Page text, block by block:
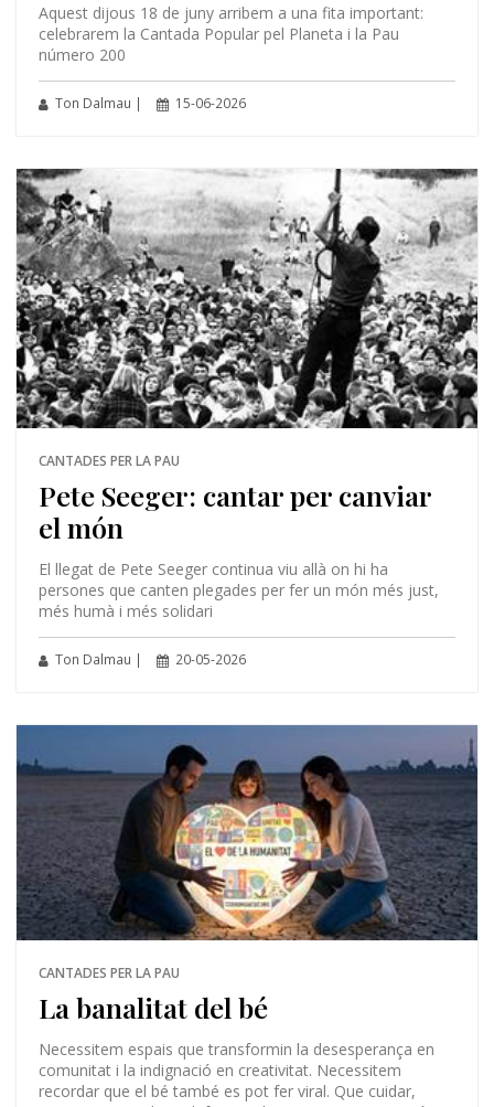
Aquest dijous 18 de juny arribem a una fita important:
celebrarem la Cantada Popular pel Planeta i la Pau
número 200
Ton Dalmau | 15-06-2026
CANTADES PER LA PAU
Pete Seeger: cantar per canviar
el món
El llegat de Pete Seeger continua viu allà on hi ha
persones que canten plegades per fer un món més just,
més humà i més solidari
Ton Dalmau | 20-05-2026
CANTADES PER LA PAU
La banalitat del bé
Necessitem espais que transformin la desesperança en
comunitat i la indignació en creativitat. Necessitem
recordar que el bé també es pot fer viral. Que cuidar,